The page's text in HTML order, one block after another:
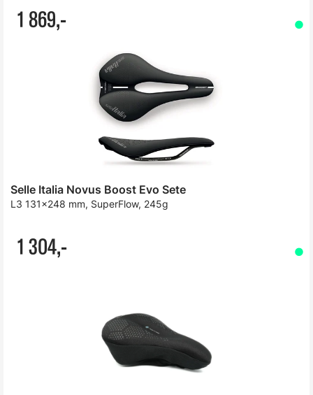
1 869,-
Selle Italia Novus Boost Evo Sete
L3 131x248 mm, SuperFlow, 245g
1 304,-